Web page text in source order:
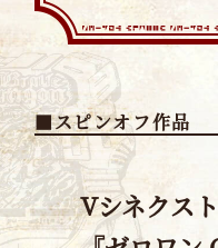
■スピンオフ作品
Vシネクスト